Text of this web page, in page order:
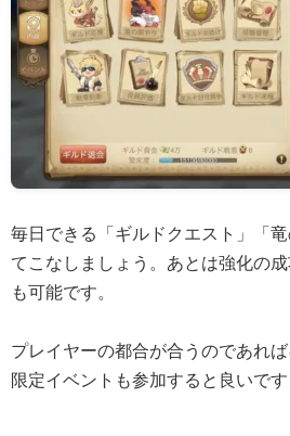
毎日できる「ギルドクエスト」「
てこなしましょう。あとは強化の
も可能です。
プレイヤーの都合が合うのであれ
限定イベントも参加すると良いです